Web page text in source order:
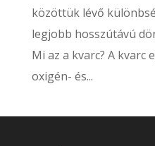
közöttük lévő
legjobb hosszútávú
Mi az a kvarc? A kvarc
oxigén- és...